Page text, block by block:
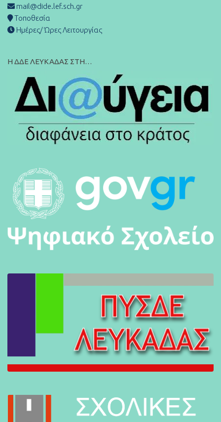
mail@dide.lef.sch.gr
Τοποθεσία
Ημέρες/ Ώρες Λειτουργίας
Η ΔΔΕ ΛΕΥΚΑΔΑΣ ΣΤΗ…